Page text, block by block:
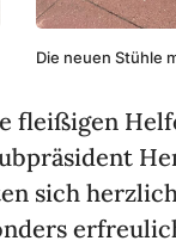
Die neuen Stühle
flei­ßigen
sich